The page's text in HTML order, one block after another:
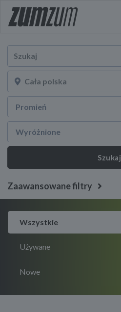
Szukaj
Zaawansowane filtry
Wszystkie
Używane
Nowe